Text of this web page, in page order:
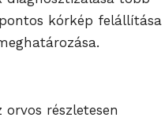
kórkép felállítása
orvos részletesen